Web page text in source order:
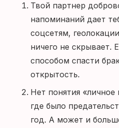
Твой партнер
напоминаний дает
соцсетям,
ничего не скрывает.
способом спасти
открытость.
Нет понятия
где было
год. А может и